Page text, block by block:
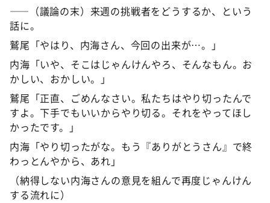
――（議論の末）来週の挑戦者をどうするか、という
話に。
鷲尾「やはり、内海さん、今回の出来が…。」
内海「いや、そこはじゃんけんやろ、そんなもん。お
かしい、おかしい。」
鷲尾「正直、ごめんなさい。私たちはやり切ったんで
すよ。下手でもいいからやり切る。それをやってほし
かったです。」
内海「やり切ったがな。もう『ありがとうさん』で終
わっとんやから、あれ」
（納得しない内海さんの意見を組んで再度じゃんけん
する流れに）